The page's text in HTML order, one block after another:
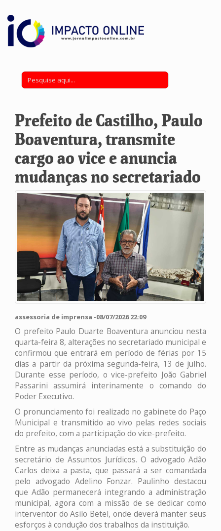
Prefeito de Castilho, Paulo
Boaventura, transmite
cargo ao vice e anuncia
mudanças no secretariado
assessoria de imprensa -08/07/2026 22:09
O prefeito Paulo Duarte Boaventura anunciou nesta
quarta-feira 8, alterações no secretariado municipal e
confirmou que entrará em período de férias por 15
dias a partir da próxima segunda-feira, 13 de julho.
Durante esse período, o vice-prefeito João Gabriel
Passarini assumirá interinamente o comando do
Poder Executivo.
O pronunciamento foi realizado no gabinete do Paço
Municipal e transmitido ao vivo pelas redes sociais
do prefeito, com a participação do vice-prefeito.
Entre as mudanças anunciadas está a substituição do
secretário de Assuntos Jurídicos. O advogado Adão
Carlos deixa a pasta, que passará a ser comandada
pelo advogado Adelino Fonzar. Paulinho destacou
que Adão permanecerá integrando a administração
municipal, agora com a missão de se dedicar como
interventor do Asilo Betel, onde deverá manter seus
esforços à condução dos trabalhos da instituição.